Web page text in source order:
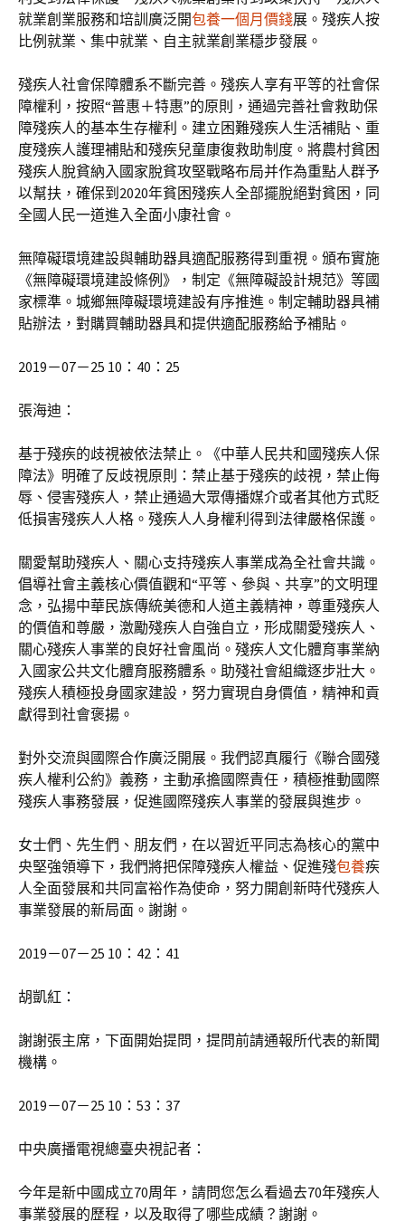
就業創業服務和培訓廣泛開包養一個月價錢展。殘疾人按
比例就業、集中就業、自主就業創業穩步發展。
殘疾人社會保障體系不斷完善。殘疾人享有平等的社會保
障權利，按照“普惠＋特惠”的原則，通過完善社會救助保
障殘疾人的基本生存權利。建立困難殘疾人生活補貼、重
度殘疾人護理補貼和殘疾兒童康復救助制度。將農村貧困
殘疾人脫貧納入國家脫貧攻堅戰略布局并作為重點人群予
以幫扶，確保到2020年貧困殘疾人全部擺脫絕對貧困，同
全國人民一道進入全面小康社會。
無障礙環境建設與輔助器具適配服務得到重視。頒布實施
《無障礙環境建設條例》，制定《無障礙設計規范》等國
家標準。城鄉無障礙環境建設有序推進。制定輔助器具補
貼辦法，對購買輔助器具和提供適配服務給予補貼。
2019－07－25 10：40：25
張海迪：
基于殘疾的歧視被依法禁止。《中華人民共和國殘疾人保
障法》明確了反歧視原則：禁止基于殘疾的歧視，禁止侮
辱、侵害殘疾人，禁止通過大眾傳播媒介或者其他方式貶
低損害殘疾人人格。殘疾人人身權利得到法律嚴格保護。
關愛幫助殘疾人、關心支持殘疾人事業成為全社會共識。
倡導社會主義核心價值觀和“平等、參與、共享”的文明理
念，弘揚中華民族傳統美德和人道主義精神，尊重殘疾人
的價值和尊嚴，激勵殘疾人自強自立，形成關愛殘疾人、
關心殘疾人事業的良好社會風尚。殘疾人文化體育事業納
入國家公共文化體育服務體系。助殘社會組織逐步壯大。
殘疾人積極投身國家建設，努力實現自身價值，精神和貢
獻得到社會褒揚。
對外交流與國際合作廣泛開展。我們認真履行《聯合國殘
疾人權利公約》義務，主動承擔國際責任，積極推動國際
殘疾人事務發展，促進國際殘疾人事業的發展與進步。
女士們、先生們、朋友們，在以習近平同志為核心的黨中
央堅強領導下，我們將把保障殘疾人權益、促進殘包養疾
人全面發展和共同富裕作為使命，努力開創新時代殘疾人
事業發展的新局面。謝謝。
2019－07－25 10：42：41
胡凱紅：
謝謝張主席，下面開始提問，提問前請通報所代表的新聞
機構。
2019－07－25 10：53：37
中央廣播電視總臺央視記者：
今年是新中國成立70周年，請問您怎么看過去70年殘疾人
事業發展的歷程，以及取得了哪些成績？謝謝。